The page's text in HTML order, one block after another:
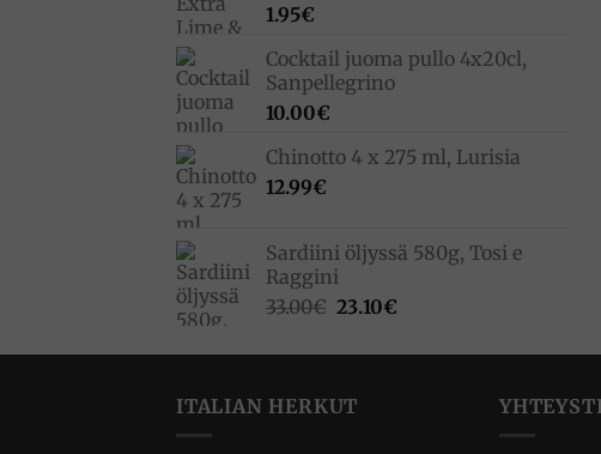
1.95€
Cocktail juoma pullo 4x20cl,
Sanpellegrino
10.00€
Chinotto 4 x 275 ml, Lurisia
12.99€
Sardiini öljyssä 580g, Tosi e
Raggini
33.00€ Alkuperäinen
oli:
23.10€Nykyinen
on:
ITALIAN HERKUT